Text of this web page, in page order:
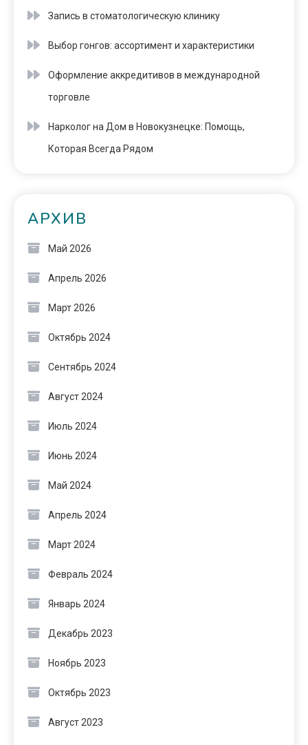
Запись в стоматологическую клинику
Выбор гонгов: ассортимент и характеристики
Оформление аккредитивов в международной
торговле
Нарколог на Дом в Новокузнецке: Помощь,
Которая Всегда Рядом
АРХИВ
Май 2026
Апрель 2026
Март 2026
Октябрь 2024
Сентябрь 2024
Август 2024
Июль 2024
Июнь 2024
Май 2024
Апрель 2024
Март 2024
Февраль 2024
Январь 2024
Декабрь 2023
Ноябрь 2023
Октябрь 2023
Август 2023